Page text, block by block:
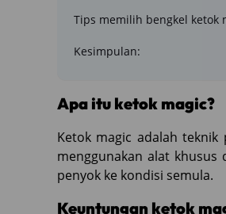
Tips memilih bengkel ketok
Kesimpulan:
Apa itu ketok magic?
Ketok magic adalah teknik
menggunakan alat
penyok ke kondisi semula.
Keuntungan ketok